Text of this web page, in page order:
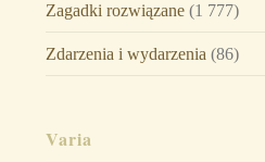
Zagadki rozwiązane(1 777)
Zdarzenia i wydarzenia (86)
Varia